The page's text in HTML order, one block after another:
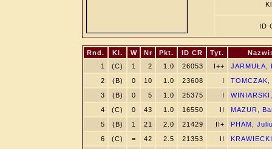
ID
Rnd. Kl. W Nr Pkt. ID CR Tyt.
1
(C) 1 2 1.0 26053 I++
JARMUŁA,
2
(B) 0 10 1.0 23608 I
TOMCZAK,
3
(B) 0 5 1.0 25375 I
4
(C) 0 43 1.0 16550 II
MAZUR,
5
(B) 1 21 2.0 21429 II+
PHAM,
6
(C) = 42 2.5 21353 II